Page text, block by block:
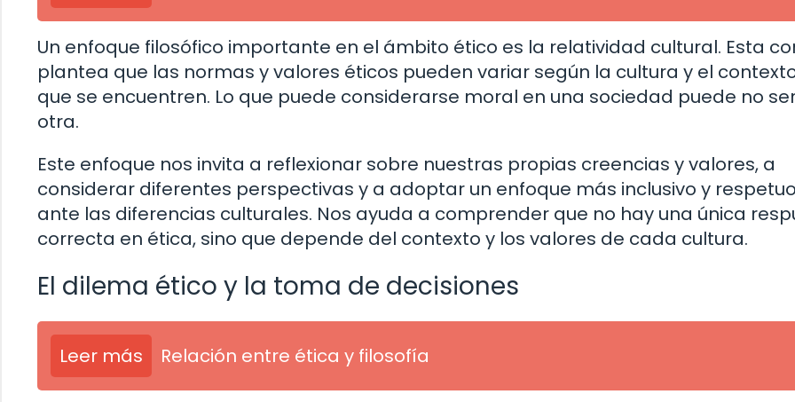
Un enfoque filosófico importante en el ámbito ético es la relatividad cultural. Esta
plantea que las normas y valores éticos pueden variar según la cultura y el
que se encuentren. Lo que puede considerarse moral en una sociedad puede no
otra.
Este enfoque nos invita a reflexionar sobre nuestras propias creencias y valores, a
considerar diferentes perspectivas y a adoptar un enfoque más inclusivo y
ante las diferencias culturales. Nos ayuda a comprender que no hay una única
correcta en ética, sino que depende del contexto y los valores de cada cultura.
El dilema ético y la toma de decisiones
Leer más Relación entre ética y filosofía